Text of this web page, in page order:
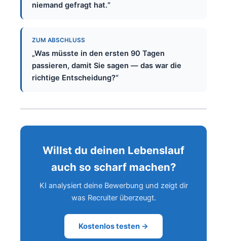
niemand gefragt hat.“
ZUM ABSCHLUSS
„Was müsste in den ersten 90 Tagen
passieren, damit Sie sagen — das war die
richtige Entscheidung?“
Willst du deinen Lebenslauf
auch so scharf machen?
KI analysiert deine Bewerbung und zeigt dir
was Recruiter überzeugt.
Kostenlos testen →